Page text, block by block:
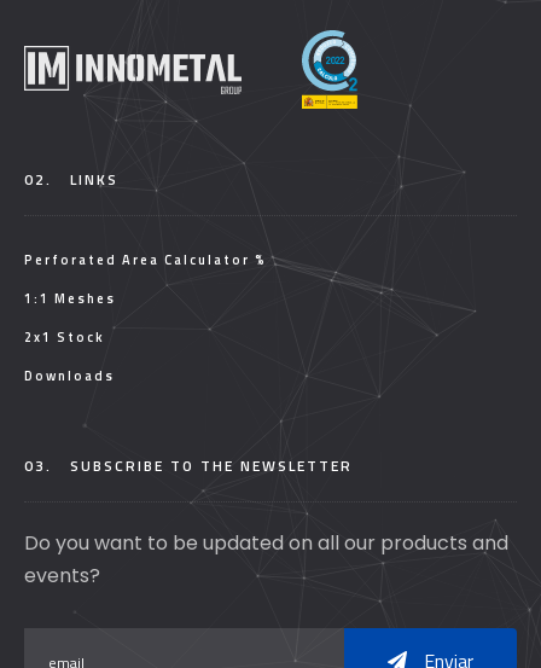
02. LINKS
Perforated Area Calculator %
1:1 Meshes
2x1 Stock
Downloads
03. SUBSCRIBE TO THE NEWSLETTER
Do you want to be updated on all our products and
events?
Enviar